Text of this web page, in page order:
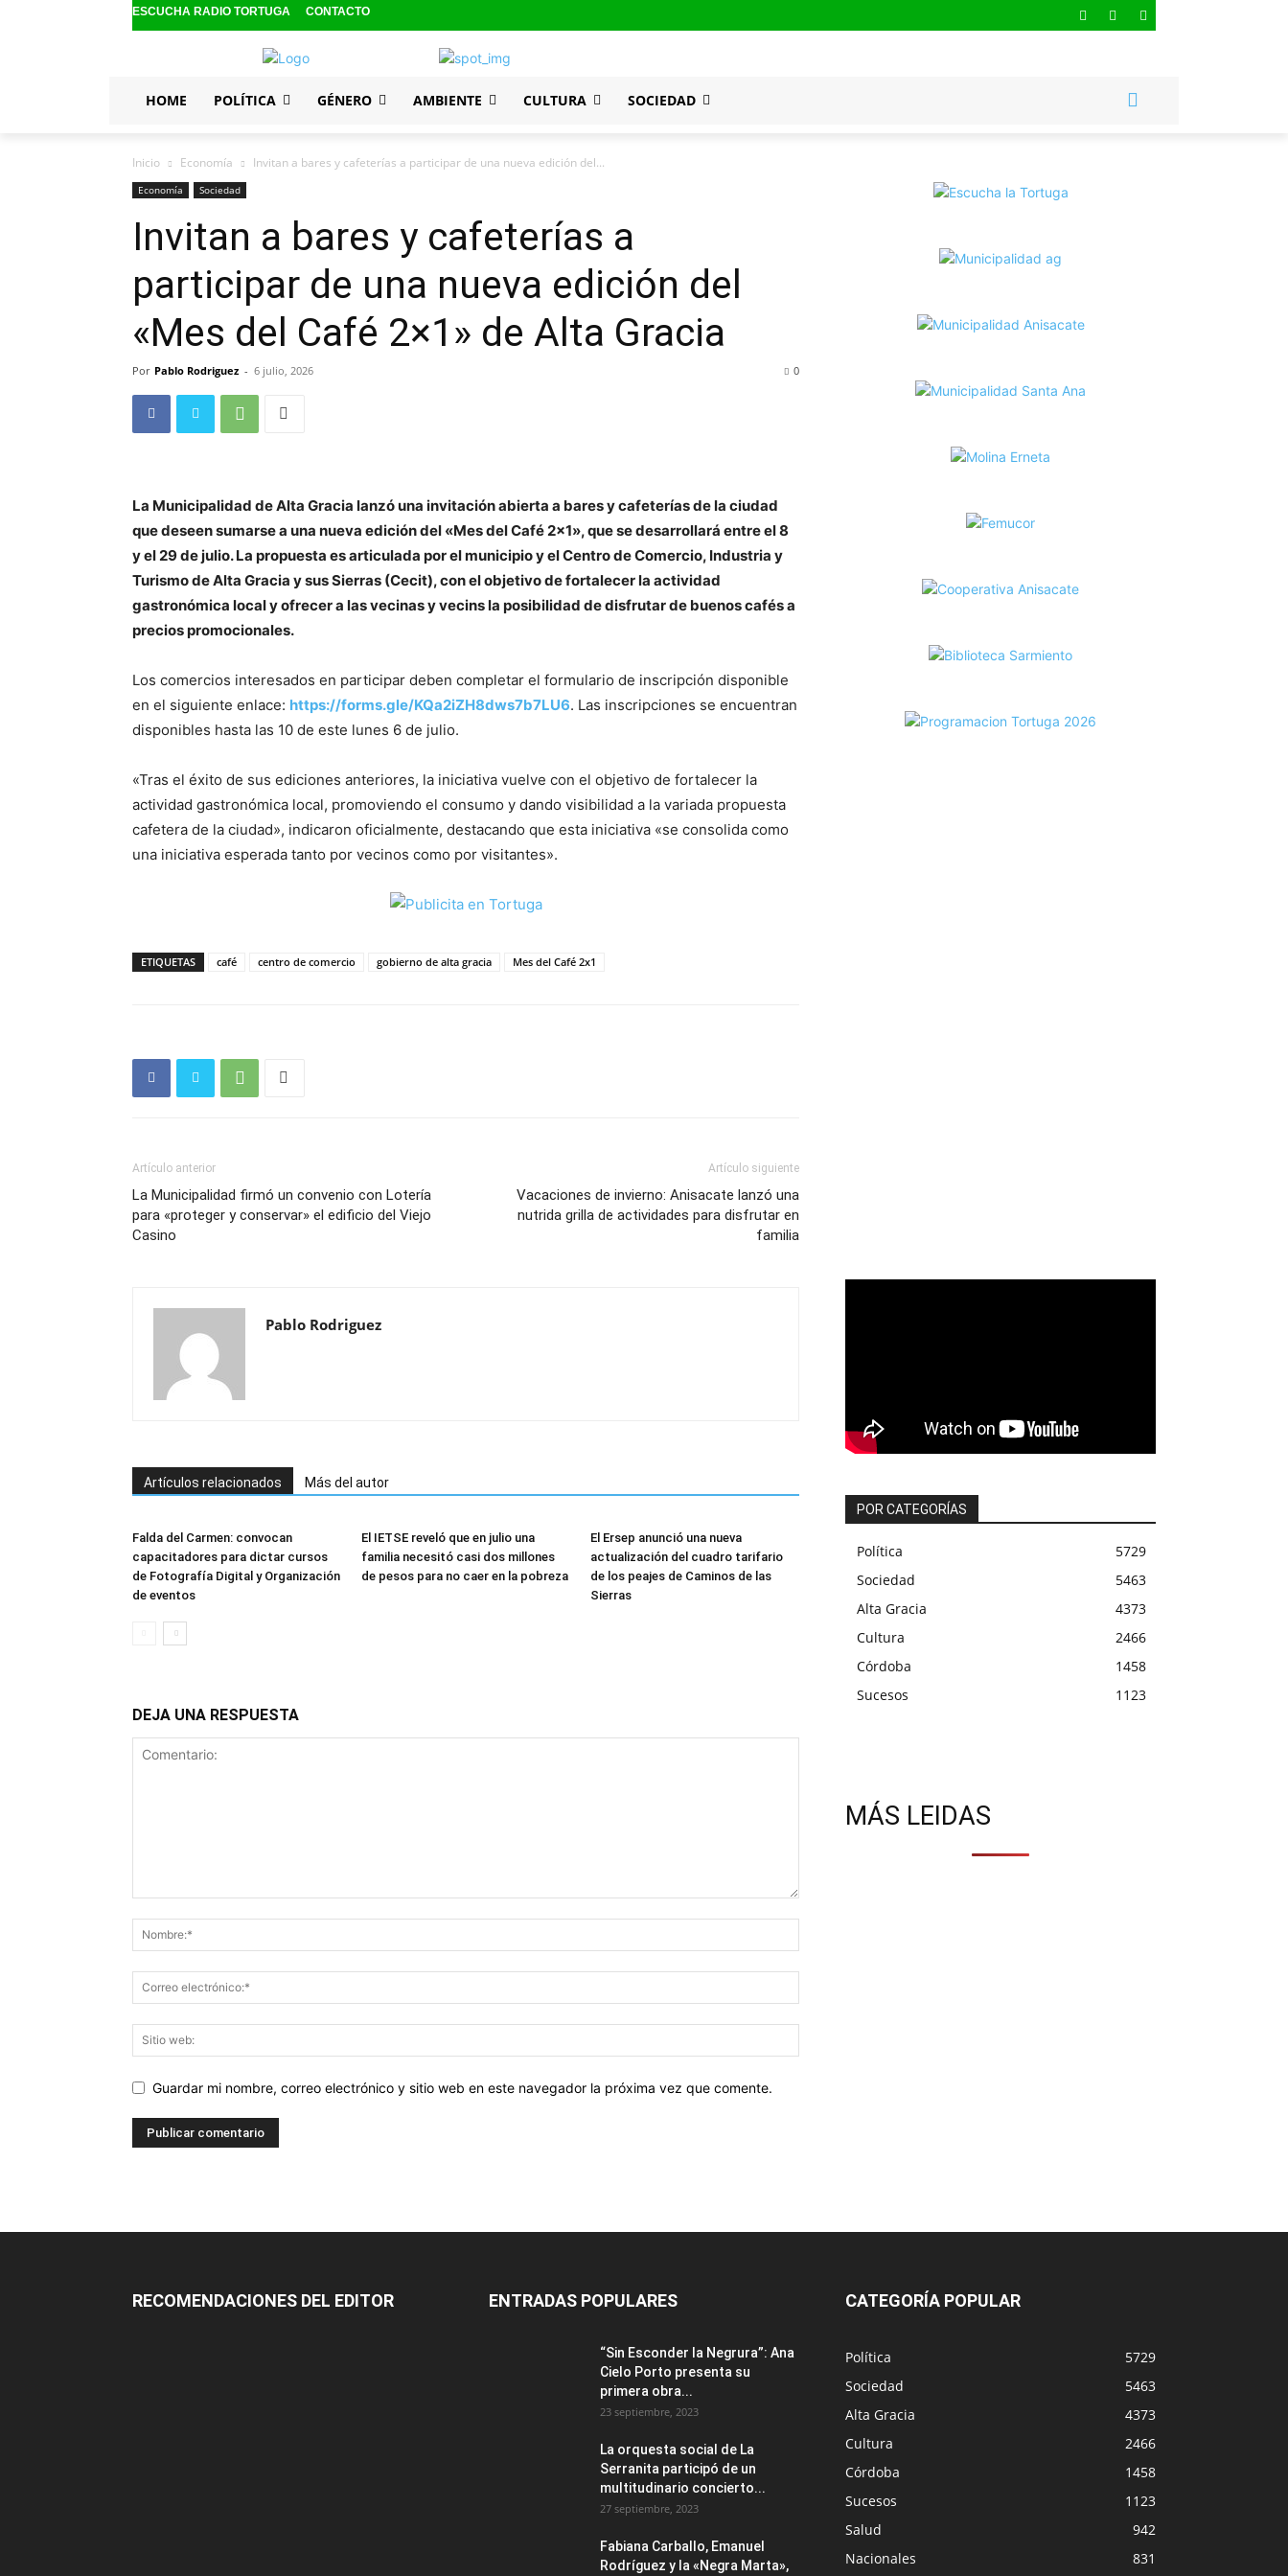
ESCUCHA RADIO TORTUGA CONTACTO
HOME POLÍTICA GÉNERO AMBIENTE CULTURA SOCIEDAD
Inicio Economía Invitan a bares y cafeterías a participar de una nueva edición del...
Economía Sociedad
Invitan a bares y cafeterías a
participar de una nueva edición del
«Mes del Café 2×1» de Alta Gracia
Por Pablo Rodriguez - 6 julio, 2026 0
La Municipalidad de Alta Gracia lanzó una invitación abierta a bares y cafeterías de la ciudad
que deseen sumarse a una nueva edición del «Mes del Café 2×1», que se desarrollará entre el 8
y el 29 de julio. La propuesta es articulada por el municipio y el Centro de Comercio, Industria y
Turismo de Alta Gracia y sus Sierras (Cecit), con el objetivo de fortalecer la actividad
gastronómica local y ofrecer a las vecinas y vecins la posibilidad de disfrutar de buenos cafés a
precios promocionales.
Los comercios interesados en participar deben completar el formulario de inscripción disponible
en el siguiente enlace: https://forms.gle/KQa2iZH8dws7b7LU6. Las inscripciones se encuentran
disponibles hasta las 10 de este lunes 6 de julio.
«Tras el éxito de sus ediciones anteriores, la iniciativa vuelve con el objetivo de fortalecer la
actividad gastronómica local, promoviendo el consumo y dando visibilidad a la variada propuesta
cafetera de la ciudad», indicaron oficialmente, destacando que esta iniciativa «se consolida como
una iniciativa esperada tanto por vecinos como por visitantes».
ETIQUETAS café centro de comercio gobierno de alta gracia Mes del Café 2x1
Artículo anterior
La Municipalidad firmó un convenio con Lotería
para «proteger y conservar» el edificio del Viejo
Casino
Artículo siguiente
Vacaciones de invierno: Anisacate lanzó una
nutrida grilla de actividades para disfrutar en
familia
Pablo Rodriguez
Artículos relacionados Más del autor
Falda del Carmen: convocan
capacitadores para dictar cursos
de Fotografía Digital y Organización
de eventos
El IETSE reveló que en julio una
familia necesitó casi dos millones
de pesos para no caer en la pobreza
El Ersep anunció una nueva
actualización del cuadro tarifario
de los peajes de Caminos de las
Sierras
DEJA UNA RESPUESTA
Guardar mi nombre, correo electrónico y sitio web en este navegador la próxima vez que comente.
POR CATEGORÍAS
Política
5729
Sociedad
5463
Alta Gracia
4373
Cultura
2466
Córdoba
1458
Sucesos
1123
MÁS LEIDAS
RECOMENDACIONES DEL EDITOR ENTRADAS POPULARES
“Sin Esconder la Negrura”: Ana
Cielo Porto presenta su
primera obra...
23 septiembre, 2023
La orquesta social de La
Serranita participó de un
multitudinario concierto...
27 septiembre, 2023
Fabiana Carballo, Emanuel
Rodríguez y la «Negra Marta»,
CATEGORÍA POPULAR
Política
5729
Sociedad
5463
Alta Gracia
4373
Cultura
2466
Córdoba
1458
Sucesos
1123
Salud
942
Nacionales
831